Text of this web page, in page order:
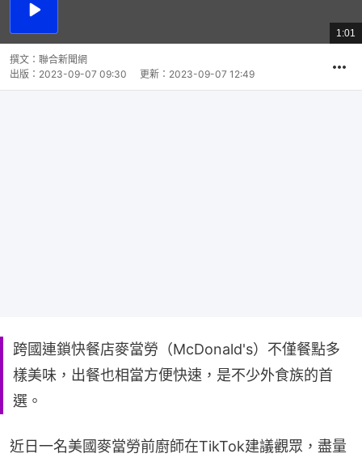
播
總
共
1:01
撰文： 聯合新聞網
出版： 2023-09-07 09:30 更新： 2023-09-07 12:49
跨國連鎖快餐店麥當勞（McDonald's）不僅餐點多
樣美味，出餐也相當方便快速，是不少外食族的首
選。
近日一名美國麥當勞前廚師在TikTok建議觀眾，盡量